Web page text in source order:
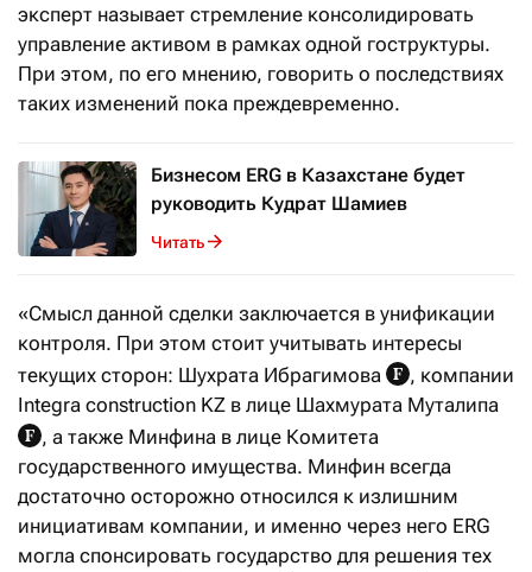
эксперт называет стремление консолидировать
управление активом в рамках одной гоструктуры.
При этом, по его мнению, говорить о последствиях
таких изменений пока преждевременно.
Бизнесом ERG в Казахстане будет
руководить Кудрат Шамиев
Читать
«Смысл данной сделки заключается в унификации
контроля. При этом стоит учитывать интересы
текущих сторон: Шухрата Ибрагимова
, компании
Integra construction KZ в лице Шахмурата Муталипа
, а также Минфина в лице Комитета
государственного имущества. Минфин всегда
достаточно осторожно относился к излишним
инициативам компании, и именно через него ERG
могла спонсировать государство для решения тех